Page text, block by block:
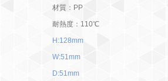
材質：PP
耐熱度：110℃
H:128mm
W:51mm
D:51mm